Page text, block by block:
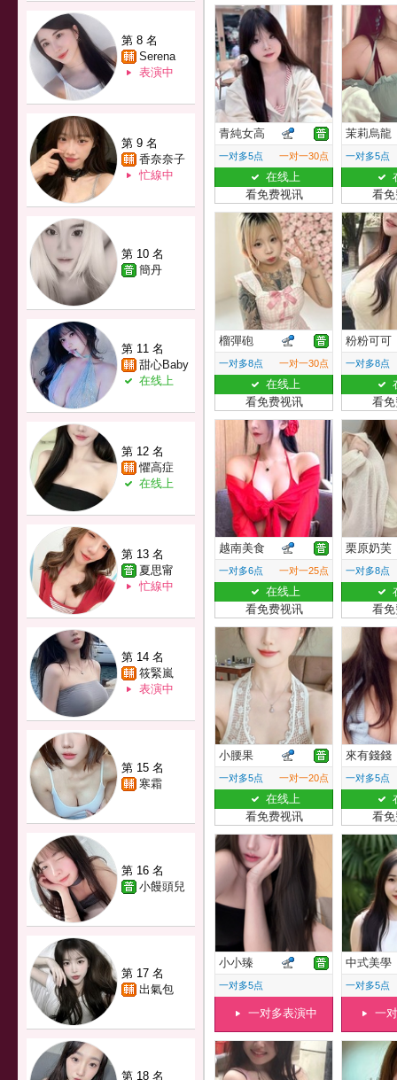
第 8 名
Serena
表演中
第 9 名
香奈奈子
忙線中
第 10 名
簡丹
第 11 名
甜心Baby
在线上
第 12 名
懼高症
在线上
第 13 名
夏思甯
忙線中
第 14 名
筱緊嵐
表演中
第 15 名
寒霜
第 16 名
小饅頭兒
第 17 名
出氣包
第 18 名
青純女高
一对多5点 一对一30点
在线上
看免费视讯
茉莉烏龍
一对多5点
看
榴彈砲
一对多8点 一对一30点
在线上
看免费视讯
粉粉可可
一对多8点
看
越南美食
一对多6点 一对一25点
在线上
看免费视讯
栗原奶芙
一对多8点
看
小腰果
一对多5点 一对一20点
在线上
看免费视讯
來有錢錢
一对多5点
看
小小臻
一对多5点
一对多表演中
中式美學
一对多5点
一